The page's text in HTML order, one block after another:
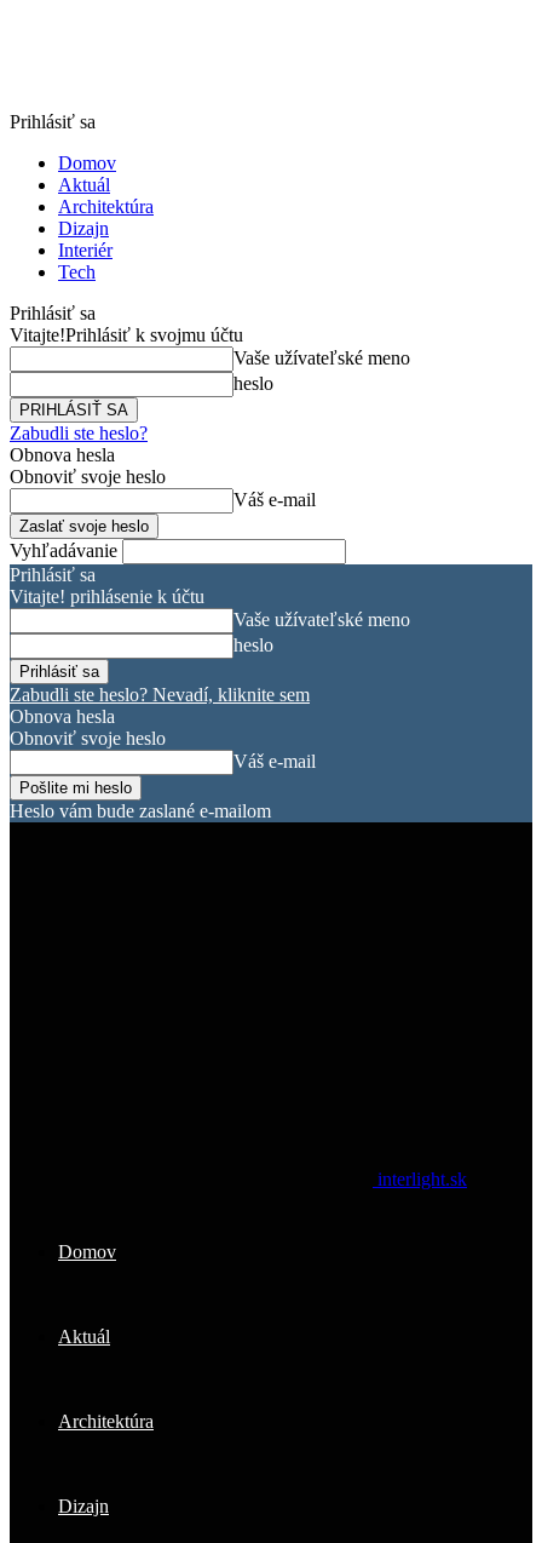
Prihlásiť sa
Domov
Aktuál
Architektúra
Dizajn
Interiér
Tech
Prihlásiť sa
Vitajte!Prihlásiť k svojmu účtu
Vaše užívateľské meno
heslo
Zabudli ste heslo?
Obnova hesla
Obnoviť svoje heslo
Váš e-mail
Vyhľadávanie
Prihlásiť sa
Vitajte! prihlásenie k účtu
Vaše užívateľské meno
heslo
Zabudli ste heslo? Nevadí, kliknite sem
Obnova hesla
Obnoviť svoje heslo
Váš e-mail
Heslo vám bude zaslané e-mailom
interlight.sk
Domov
Aktuál
Architektúra
Dizajn